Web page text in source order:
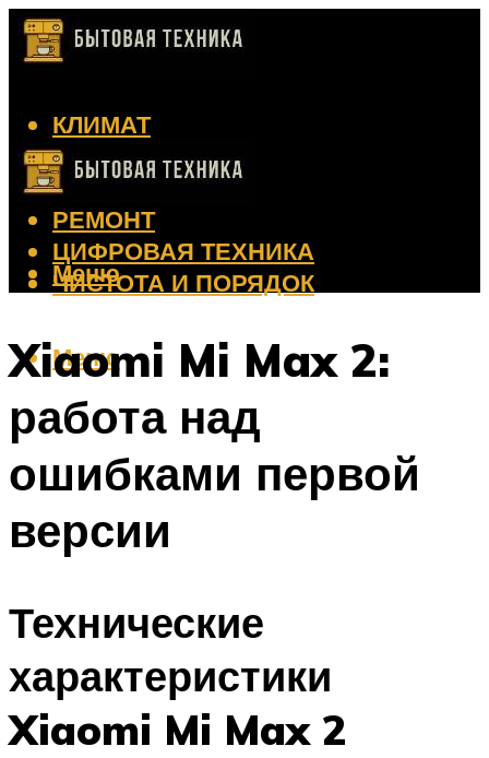
КЛИМАТ
КРАСОТА
КУХНЯ
РЕМОНТ
ЦИФРОВАЯ ТЕХНИКА
ЧИСТОТА И ПОРЯДОК
Меню
Меню
Xiaomi Mi Max 2:
работа над
ошибками первой
версии
Технические
характеристики
Xiaomi Mi Max 2